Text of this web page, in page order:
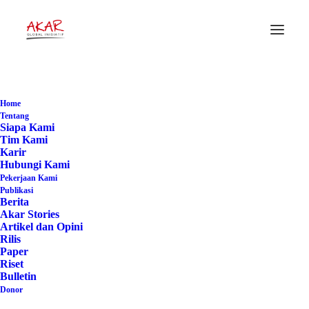
Home
Tentang
Siapa Kami
Tim Kami
Karir
Hubungi Kami
Pekerjaan Kami
Publikasi
Berita
Akar Stories
Artikel dan Opini
Rilis
Paper
Riset
Bulletin
Donor
Home